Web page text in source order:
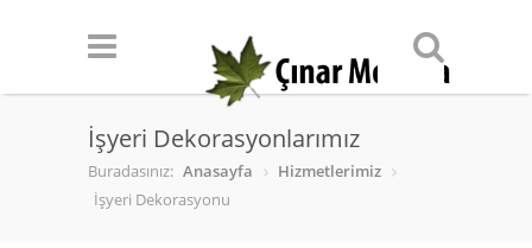
İşyeri Dekorasyonlarımız
Buradasınız: Anasayfa
Hizmetlerimiz
İşyeri Dekorasyonu